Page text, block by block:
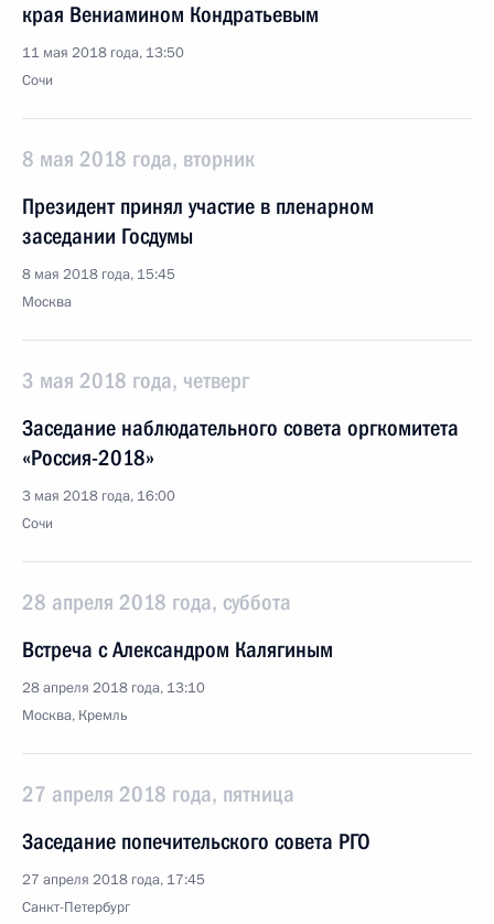
края Вениамином Кондратьевым
11 мая 2018 года, 13:50
Сочи
8 мая 2018 года, вторник
Президент принял участие в пленарном
заседании Госдумы
8 мая 2018 года, 15:45
Москва
3 мая 2018 года, четверг
Заседание наблюдательного совета оргкомитета
«Россия-2018»
3 мая 2018 года, 16:00
Сочи
28 апреля 2018 года, суббота
Встреча с Александром Калягиным
28 апреля 2018 года, 13:10
Москва, Кремль
27 апреля 2018 года, пятница
Заседание попечительского совета РГО
27 апреля 2018 года, 17:45
Санкт-Петербург